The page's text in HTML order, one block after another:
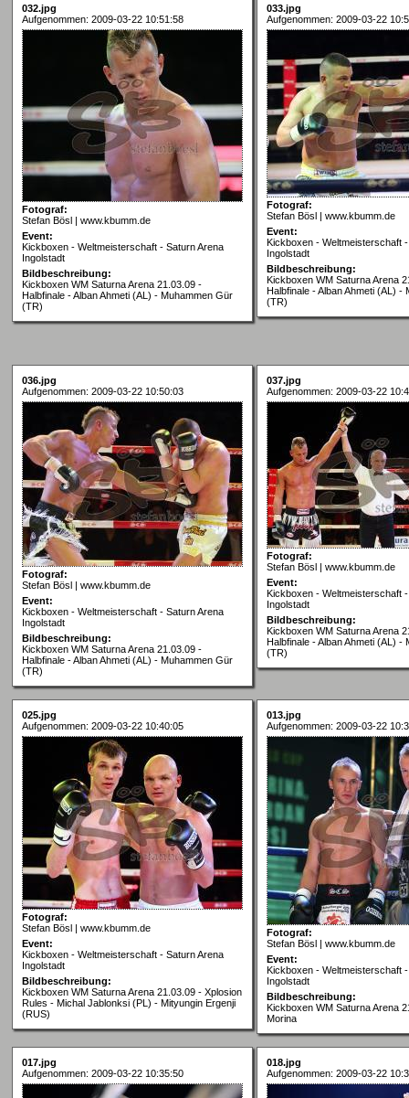
032.jpg
Aufgenommen: 2009-03-22 10:51:58
Fotograf:
Stefan Bösl | www.kbumm.de
Event:
Kickboxen - Weltmeisterschaft - Saturn Arena
Ingolstadt
Bildbeschreibung:
Kickboxen WM Saturna Arena 21.03.09 -
Halbfinale - Alban Ahmeti (AL) - Muhammen Gür
(TR)
033.jpg
Aufgenommen: 2009-03-22
Fotograf:
Stefan Bösl | www.kbumm.de
Event:
Kickboxen - Weltmeisterschaft
Ingolstadt
Bildbeschreibung:
Kickboxen WM Saturna Arena
Halbfinale - Alban Ahmeti (AL) -
(TR)
036.jpg
Aufgenommen: 2009-03-22 10:50:03
Fotograf:
Stefan Bösl | www.kbumm.de
Event:
Kickboxen - Weltmeisterschaft - Saturn Arena
Ingolstadt
Bildbeschreibung:
Kickboxen WM Saturna Arena 21.03.09 -
Halbfinale - Alban Ahmeti (AL) - Muhammen Gür
(TR)
037.jpg
Aufgenommen: 2009-03-22
Fotograf:
Stefan Bösl | www.kbumm.de
Event:
Kickboxen - Weltmeisterschaft
Ingolstadt
Bildbeschreibung:
Kickboxen WM Saturna Arena
Halbfinale - Alban Ahmeti (AL) -
(TR)
025.jpg
Aufgenommen: 2009-03-22 10:40:05
Fotograf:
Stefan Bösl | www.kbumm.de
Event:
Kickboxen - Weltmeisterschaft - Saturn Arena
Ingolstadt
Bildbeschreibung:
Kickboxen WM Saturna Arena 21.03.09 - Xplosion
Rules - Michal Jablonksi (PL) - Mityungin Ergenji
(RUS)
013.jpg
Aufgenommen: 2009-03-22
Fotograf:
Stefan Bösl | www.kbumm.de
Event:
Kickboxen - Weltmeisterschaft
Ingolstadt
Bildbeschreibung:
Kickboxen WM Saturna Arena
Morina
017.jpg
Aufgenommen: 2009-03-22 10:35:50
018.jpg
Aufgenommen: 2009-03-22